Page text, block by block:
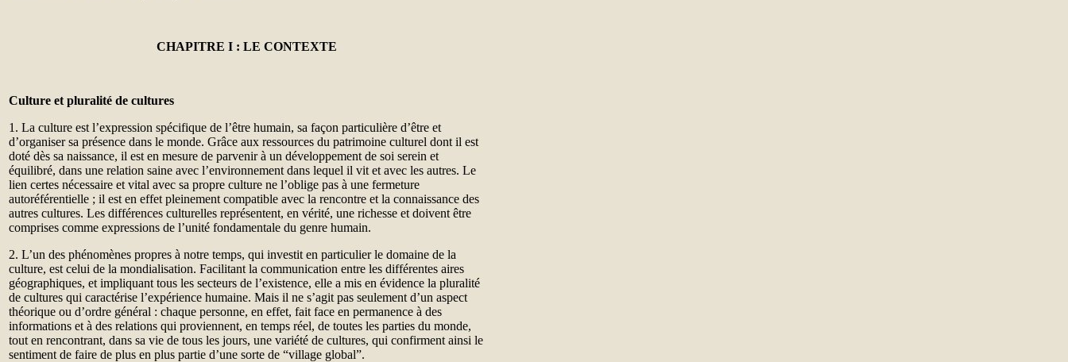
CHAPITRE I : LE CONTEXTE
Culture et pluralité de cultures
1. La culture est l’expression spécifique de l’être humain, sa façon particulière d’être et
d’organiser sa présence dans le monde. Grâce aux ressources du patrimoine culturel dont il est
doté dès sa naissance, il est en mesure de parvenir à un développement de soi serein et
équilibré, dans une relation saine avec l’environnement dans lequel il vit et avec les autres. Le
lien certes nécessaire et vital avec sa propre culture ne l’oblige pas à une fermeture
autoréférentielle ; il est en effet pleinement compatible avec la rencontre et la connaissance des
autres cultures. Les différences culturelles représentent, en vérité, une richesse et doivent être
comprises comme expressions de l’unité fondamentale du genre humain.
2. L’un des phénomènes propres à notre temps, qui investit en particulier le domaine de la
culture, est celui de la mondialisation. Facilitant la communication entre les différentes aires
géographiques, et impliquant tous les secteurs de l’existence, elle a mis en évidence la pluralité
de cultures qui caractérise l’expérience humaine. Mais il ne s’agit pas seulement d’un aspect
théorique ou d’ordre général : chaque personne, en effet, fait face en permanence à des
informations et à des relations qui proviennent, en temps réel, de toutes les parties du monde,
tout en rencontrant, dans sa vie de tous les jours, une variété de cultures, qui confirment ainsi le
sentiment de faire de plus en plus partie d’une sorte de “village global”.